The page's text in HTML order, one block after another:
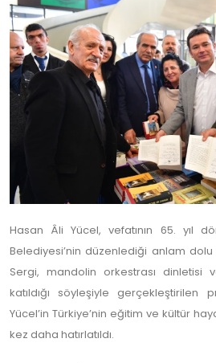
Hasan Âli Yücel, vefatının 65. yıl
Belediyesi’nin düzenlediği anlam
Sergi, mandolin orkestrası dinletisi
katıldığı söyleşiyle gerçekleştirilen
Yücel’in Türkiye’nin eğitim ve kültür
kez daha hatırlatıldı.